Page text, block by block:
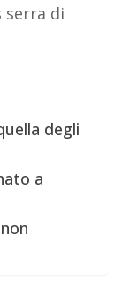
serra di
degli
a